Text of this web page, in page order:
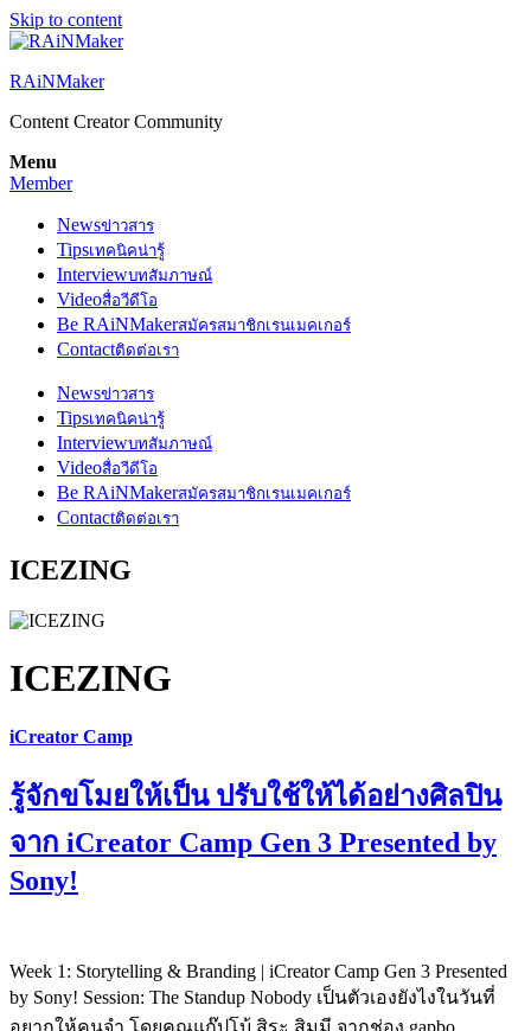
Skip to content
RAiNMaker
Content Creator Community
Menu
Member
Newsข่าวสาร
Tipsเทคนิคน่ารู้
Interviewบทสัมภาษณ์
Videoสื่อวีดีโอ
Be RAiNMakerสมัครสมาชิกเรนเมคเกอร์
Contactติดต่อเรา
Newsข่าวสาร
Tipsเทคนิคน่ารู้
Interviewบทสัมภาษณ์
Videoสื่อวีดีโอ
Be RAiNMakerสมัครสมาชิกเรนเมคเกอร์
Contactติดต่อเรา
ICEZING
ICEZING
iCreator Camp
รู้จักขโมยให้เป็น ปรับใช้ให้ได้อย่างศิลปิน
จาก iCreator Camp Gen 3 Presented by
Sony!
Week 1: Storytelling & Branding | iCreator Camp Gen 3 Presented
by Sony! Session: The Standup Nobody เป็นตัวเองยังไงในวันที่
อยากให้คนจำ โดยคุณแก๊ปโบ้ สิระ สิมมี จากช่อง gapbo